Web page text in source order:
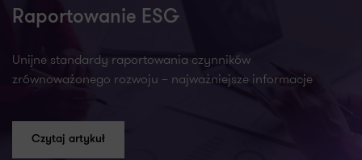
Raportowanie ESG
Unijne standardy raportowania czynników
zrównoważonego rozwoju – najważniejsze informacje
Czytaj artykuł